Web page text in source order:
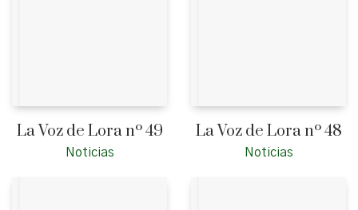
La Voz de Lora nº 49
Noticias
La Voz de Lora nº 48
Noticias